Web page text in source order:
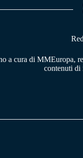
a cura di MMEuropa,
contenuti di